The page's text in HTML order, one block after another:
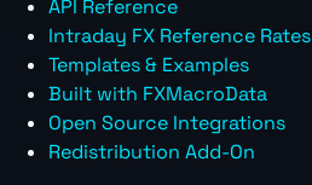
API Reference
Intraday FX Reference Rates
Templates & Examples
Built with FXMacroData
Open Source Integrations
Redistribution Add-On